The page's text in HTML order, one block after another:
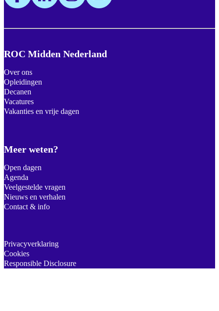
ROC Midden Nederland
Over ons
Opleidingen
Decanen
Vacatures
Vakanties en vrije dagen
Meer weten?
Open dagen
Agenda
Veelgestelde vragen
Nieuws en verhalen
Contact & info
Privacyverklaring
Cookies
Responsible Disclosure